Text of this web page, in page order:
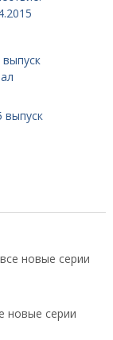
выпуск
новые серии
новые серии